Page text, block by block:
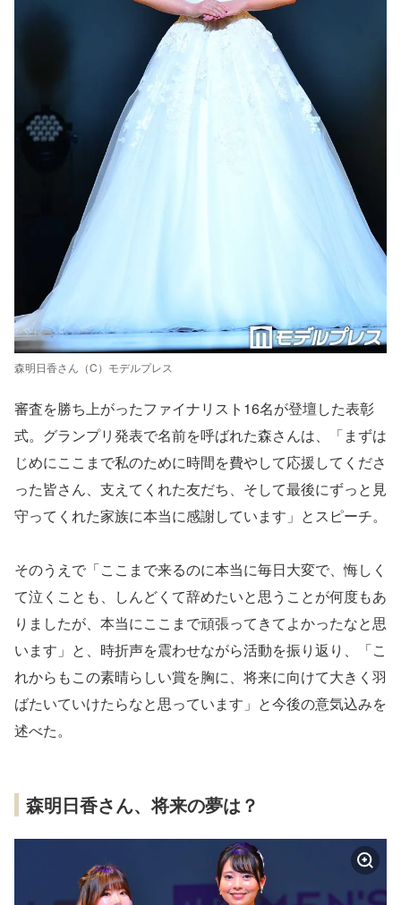
森明日香さん（C）モデルプレス
審査を勝ち上がったファイナリスト16名が登壇した表彰
式。グランプリ発表で名前を呼ばれた森さんは、「まずは
じめにここまで私のために時間を費やして応援してくださ
った皆さん、支えてくれた友だち、そして最後にずっと見
守ってくれた家族に本当に感謝しています」とスピーチ。
そのうえで「ここまで来るのに本当に毎日大変で、悔しく
て泣くことも、しんどくて辞めたいと思うことが何度もあ
りましたが、本当にここまで頑張ってきてよかったなと思
います」と、時折声を震わせながら活動を振り返り、「こ
れからもこの素晴らしい賞を胸に、将来に向けて大きく羽
ばたいていけたらなと思っています」と今後の意気込みを
述べた。
森明日香さん、将来の夢は？